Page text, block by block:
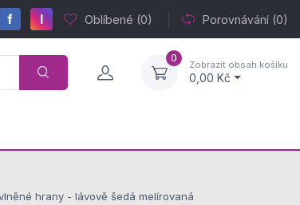
f I Oblíbené (0) Porovnávání (0)
0
Zobrazit obsah košíku
0,00 Kč
hrany - lávově šedá melírovaná